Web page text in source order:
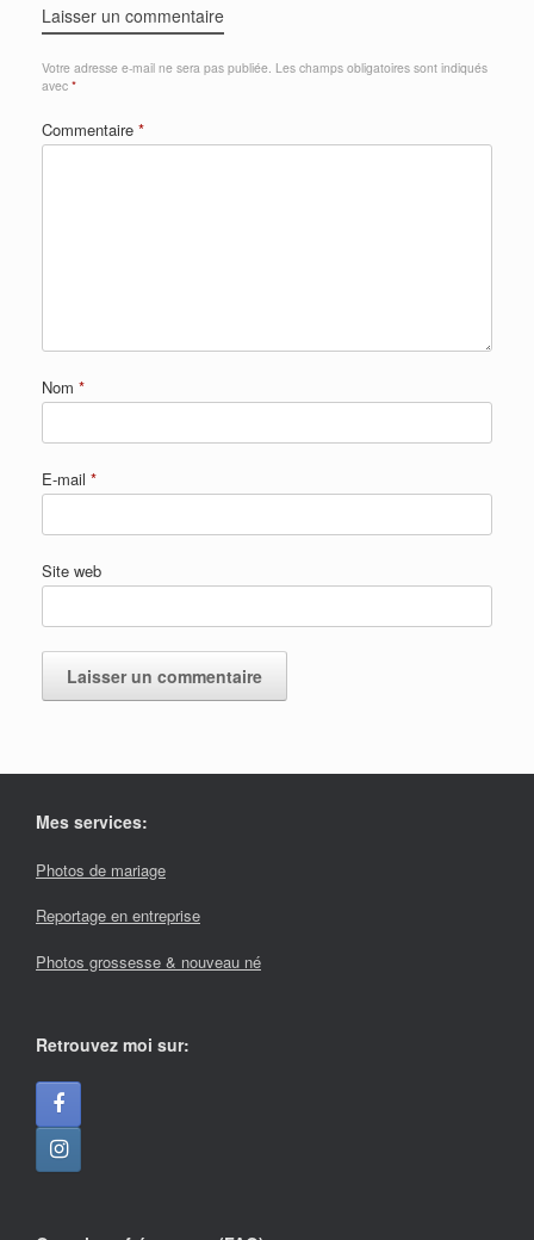
Laisser un commentaire
Votre adresse e-mail ne sera pas publiée. Les champs obligatoires sont indiqués
avec *
Commentaire *
Nom *
E-mail *
Site web
Mes services:
Photos de mariage
Reportage en entreprise
Photos grossesse & nouveau né
Retrouvez moi sur: